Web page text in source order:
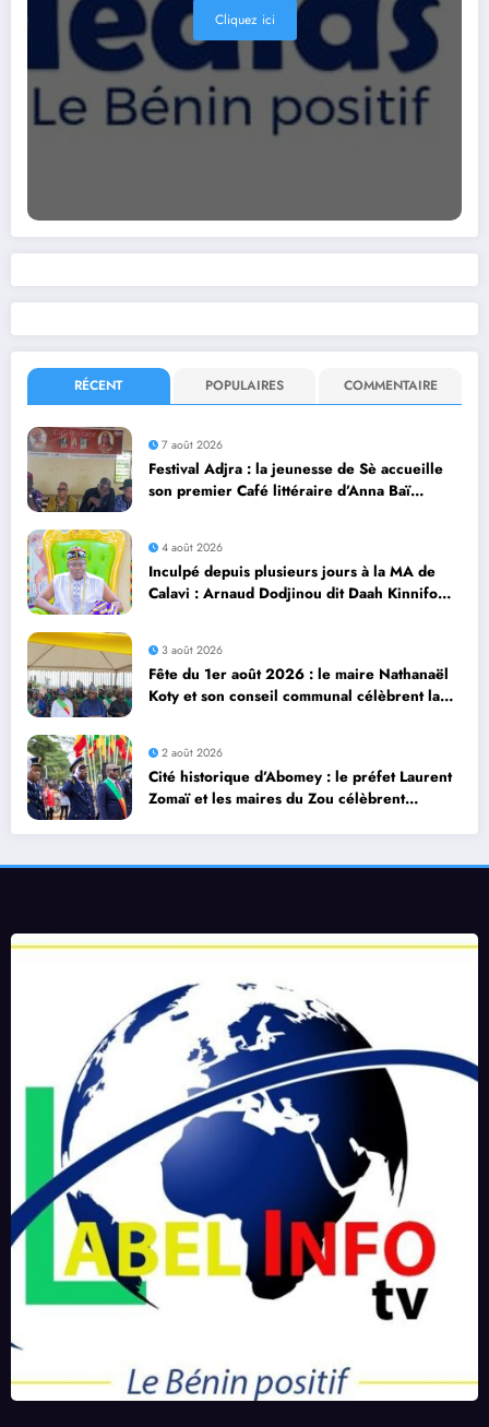
Cliquez ici
RÉCENT POPULAIRES COMMENTAIRE
7 août 2026
Festival Adjra : la jeunesse de Sè accueille
son premier Café littéraire d’Anna Baï
4 août 2026
Inculpé depuis plusieurs jours à la MA de
Calavi : Arnaud Dodjinou dit Daah Kinnifo
3 août 2026
Fête du 1er août 2026 : le maire Nathanaël
Koty et son conseil communal célèbrent la
2 août 2026
Cité historique d’Abomey : le préfet Laurent
Zomaï et les maires du Zou célèbrent